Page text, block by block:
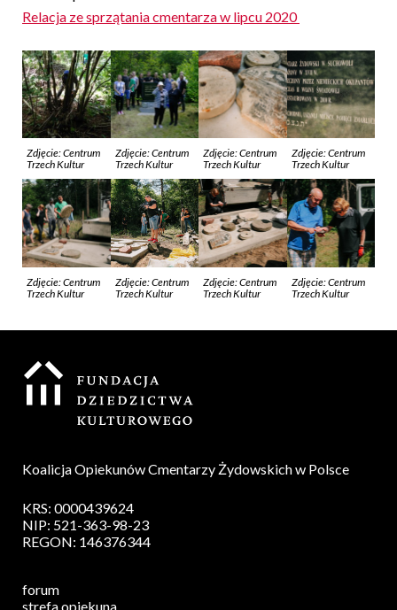
Relacja ze sprzątania cmentarza w lipcu 2020
Zdjęcie: Centrum
Trzech Kultur
Zdjęcie: Centrum
Trzech Kultur
Zdjęcie: Centrum
Trzech Kultur
Zdjęcie: Centrum
Trzech Kultur
Zdjęcie: Centrum
Trzech Kultur
Zdjęcie: Centrum
Trzech Kultur
Zdjęcie: Centrum
Trzech Kultur
Zdjęcie: Centrum
Trzech Kultur
Koalicja Opiekunów Cmentarzy Żydowskich w Polsce
KRS: 0000439624
NIP: 521-363-98-23
REGON: 146376344
forum
strefa opiekuna